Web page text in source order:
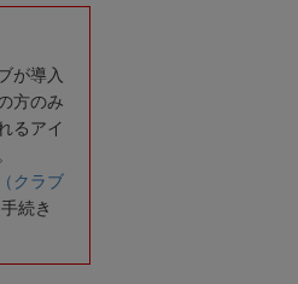
が導入
方のみ
るアイ
クラブ
続き